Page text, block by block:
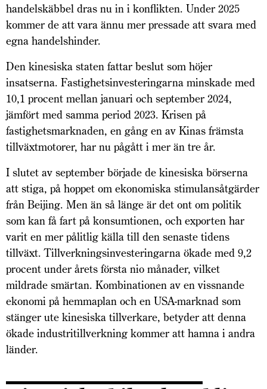
handelskäbbel dras nu in i konflikten. Under 2025
kommer de att vara ännu mer pressade att svara med
egna handelshinder.
Den kinesiska staten fattar beslut som höjer
insatserna. Fastighetsinvesteringarna minskade med
10,1 procent mellan januari och september 2024,
jämfört med samma period 2023. Krisen på
fastighetsmarknaden, en gång en av Kinas främsta
tillväxtmotorer, har nu pågått i mer än tre år.
I slutet av september började de kinesiska börserna
att stiga, på hoppet om ekonomiska stimulansåtgärder
från Beijing. Men än så länge är det ont om politik
som kan få fart på konsumtionen, och exporten har
varit en mer pålitlig källa till den senaste tidens
tillväxt. Tillverkningsinvesteringarna ökade med 9,2
procent under årets första nio månader, vilket
mildrade smärtan. Kombinationen av en vissnande
ekonomi på hemma­plan och en USA-marknad som
stänger ute kinesiska tillverkare, betyder att denna
ökade industritillverkning kommer att hamna i andra
länder.